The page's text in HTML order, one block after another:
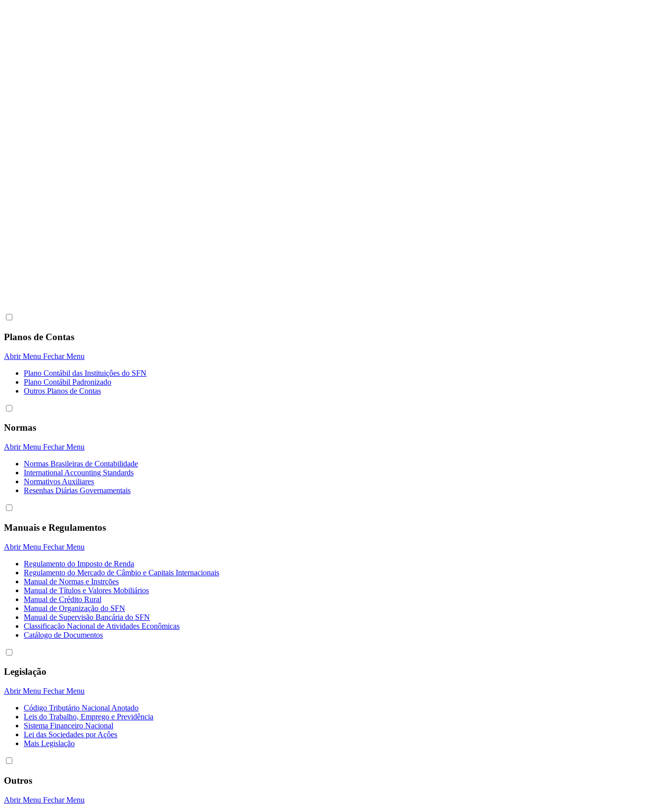
Planos de Contas
Abrir Menu Fechar Menu
Plano Contábil das Instituiçôes do SFN
Plano Contábil Padronizado
Outros Planos de Contas
Normas
Abrir Menu Fechar Menu
Normas Brasileiras de Contabilidade
International Accounting Standards
Normativos Auxiliares
Resenhas Diárias Governamentais
Manuais e Regulamentos
Abrir Menu Fechar Menu
Regulamento do Imposto de Renda
Regulamento do Mercado de Câmbio e Capitais Internacionais
Manual de Normas e Instrções
Manual de Títulos e Valores Mobiliários
Manual de Crédito Rural
Manual de Organização do SFN
Manual de Supervisão Bancária do SFN
Classificação Nacional de Atividades Econômicas
Catálogo de Documentos
Legislação
Abrir Menu Fechar Menu
Código Tributário Nacional Anotado
Leis do Trabalho, Emprego e Previdência
Sistema Financeiro Nacional
Lei das Sociedades por Açôes
Mais Legislação
Outros
Abrir Menu Fechar Menu